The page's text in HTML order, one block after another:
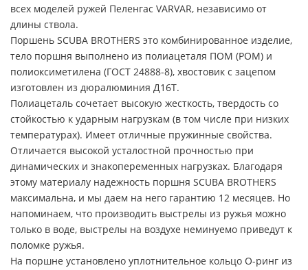
всех моделей ружей Пеленгас VARVAR, независимо от
длины ствола.
Поршень SCUBA BROTHERS это комбинированное изделие,
тело поршня выполнено из полиацеталя ПОМ (POM) и
полиоксиметилена (ГОСТ 24888-8), хвостовик с зацепом
изготовлен из дюралюминия Д16Т.
Полиацеталь сочетает высокую жесткость, твердость со
стойкостью к ударным нагрузкам (в том числе при низких
температурах). Имеет отличные пружинные свойства.
Отличается высокой усталостной прочностью при
динамических и знакопеременных нагрузках. Благодаря
этому материалу надежность поршня SCUBA BROTHERS
максимальна, и мы даем на него гарантию 12 месяцев. Но
напоминаем, что производить выстрелы из ружья можно
только в воде, выстрелы на воздухе неминуемо приведут к
поломке ружья.
На поршне установлено уплотнительное кольцо О-ринг из